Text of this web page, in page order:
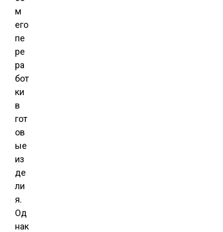
м
его
пе
ре
ра
бот
ки
в
гот
ов
ые
из
де
ли
я.
Од
нак